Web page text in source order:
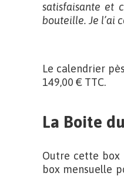
satisfaisante et
bouteille. Je l’ai
Le calendrier
149,00 € TTC.
La Boite
Outre cette box
box mensuelle